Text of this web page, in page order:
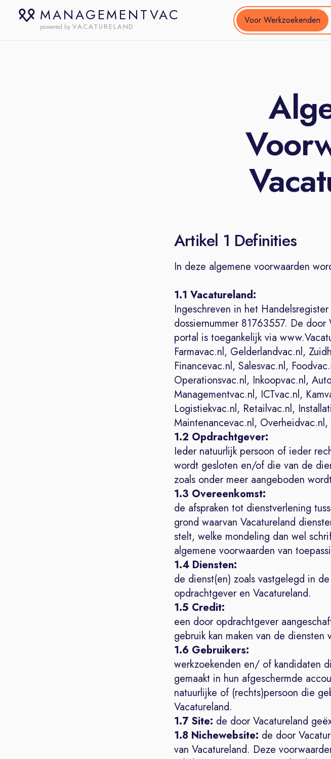
MANAGEMENTVAC
powered by VACATURELAND
Voor Werkzoekenden
Artikel 1 Definities
In deze algemene voorwaarden
1.1 Vacatureland:
Ingeschreven in het
dossiernummer 81763557. De
portal is toegankelijk via
Farmavac.nl, Gelderlandvac.nl,
Financevac.nl, Salesvac.nl,
Operationsvac.nl, Inkoopvac.nl,
Managementvac.nl, ICTvac.nl,
Logistiekvac.nl, Retailvac.nl,
Maintenancevac.nl, Overheidvac.nl,
1.2 Opdrachtgever:
Ieder natuurlijk persoon of ieder
wordt gesloten en/of die van de
zoals onder meer aangeboden
1.3 Overeenkomst:
de afspraken tot dienstverlening
grond waarvan Vacatureland
stelt, welke mondeling dan wel
algemene voorwaarden van
1.4 Diensten:
de dienst(en) zoals vastgelegd in
opdrachtgever en Vacatureland.
1.5 Credit:
een door opdrachtgever
gebruik kan maken van de diensten
1.6 Gebruikers:
werkzoekenden en/ of kandidaten
gemaakt in hun afgeschermde
natuurlijke of (rechts)persoon die
Vacatureland.
1.7 Site: de door Vacatureland
1.8 Nichewebsite: de door
van Vacatureland. Deze